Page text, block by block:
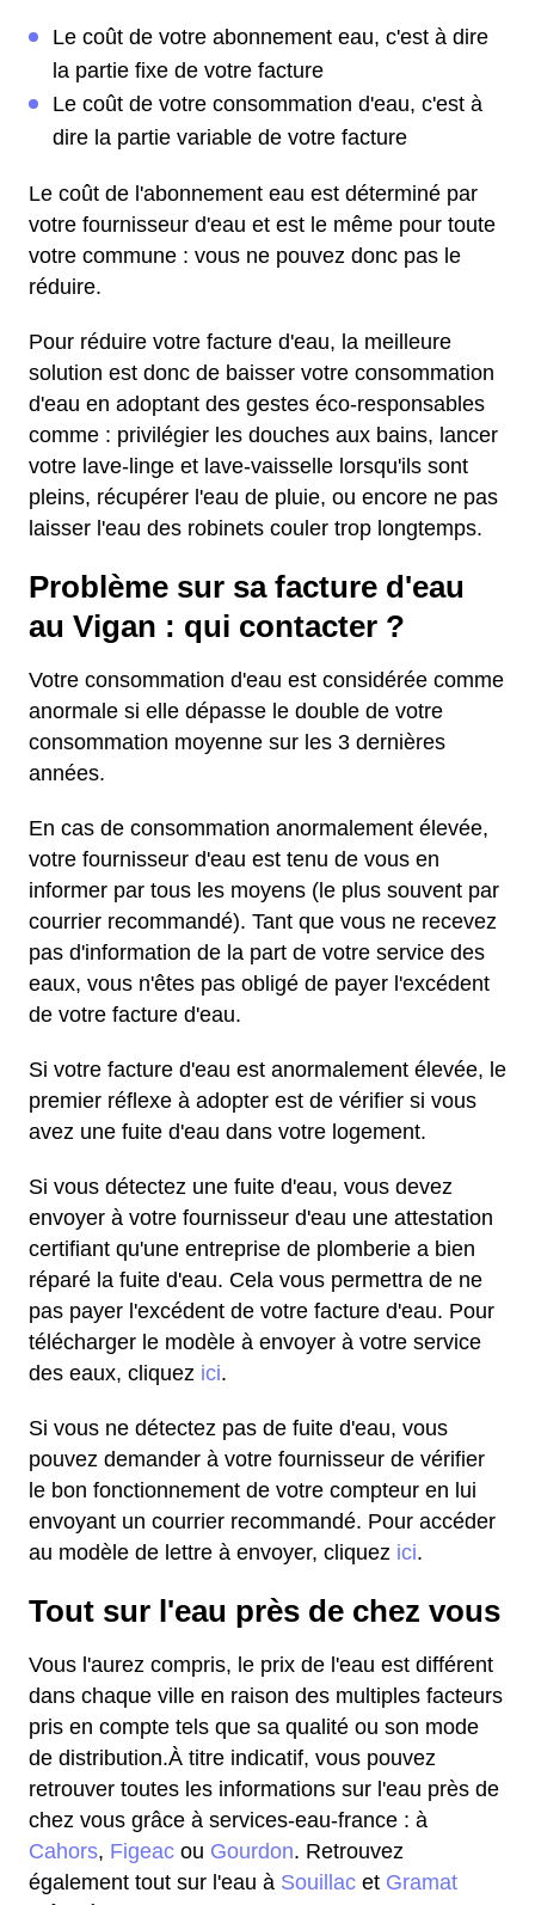
Le coût de votre abonnement eau, c'est à dire
la partie fixe de votre facture
Le coût de votre consommation d'eau, c'est à
dire la partie variable de votre facture
Le coût de l'abonnement eau est déterminé par
votre fournisseur d'eau et est le même pour toute
votre commune : vous ne pouvez donc pas le
réduire.
Pour réduire votre facture d'eau, la meilleure
solution est donc de baisser votre consommation
d'eau en adoptant des gestes éco-responsables
comme : privilégier les douches aux bains, lancer
votre lave-linge et lave-vaisselle lorsqu'ils sont
pleins, récupérer l'eau de pluie, ou encore ne pas
laisser l'eau des robinets couler trop longtemps.
Problème sur sa facture d'eau
au Vigan : qui contacter ?
Votre consommation d'eau est considérée comme
anormale si elle dépasse le double de votre
consommation moyenne sur les 3 dernières
années.
En cas de consommation anormalement élevée,
votre fournisseur d'eau est tenu de vous en
informer par tous les moyens (le plus souvent par
courrier recommandé). Tant que vous ne recevez
pas d'information de la part de votre service des
eaux, vous n'êtes pas obligé de payer l'excédent
de votre facture d'eau.
Si votre facture d'eau est anormalement élevée, le
premier réflexe à adopter est de vérifier si vous
avez une fuite d'eau dans votre logement.
Si vous détectez une fuite d'eau, vous devez
envoyer à votre fournisseur d'eau une attestation
certifiant qu'une entreprise de plomberie a bien
réparé la fuite d'eau. Cela vous permettra de ne
pas payer l'excédent de votre facture d'eau. Pour
télécharger le modèle à envoyer à votre service
des eaux, cliquez ici.
Si vous ne détectez pas de fuite d'eau, vous
pouvez demander à votre fournisseur de vérifier
le bon fonctionnement de votre compteur en lui
envoyant un courrier recommandé. Pour accéder
au modèle de lettre à envoyer, cliquez ici.
Tout sur l'eau près de chez vous
Vous l'aurez compris, le prix de l'eau est différent
dans chaque ville en raison des multiples facteurs
pris en compte tels que sa qualité ou son mode
de distribution.À titre indicatif, vous pouvez
retrouver toutes les informations sur l'eau près de
chez vous grâce à services-eau-france : à
Cahors, Figeac ou Gourdon. Retrouvez
également tout sur l'eau à Souillac et Gramat